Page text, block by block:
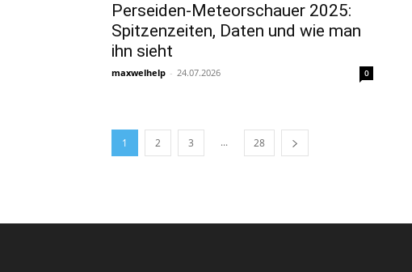
Perseiden-Meteorschauer 2025:
Spitzenzeiten, Daten und wie man
ihn sieht
maxwelhelp - 24.07.2026 0
1 2 3 ... 28